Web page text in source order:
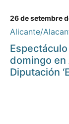
26 de setembre
Alicante/
domingo en
Diputación